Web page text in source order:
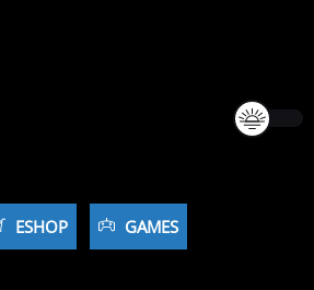
ESHOP GAMES